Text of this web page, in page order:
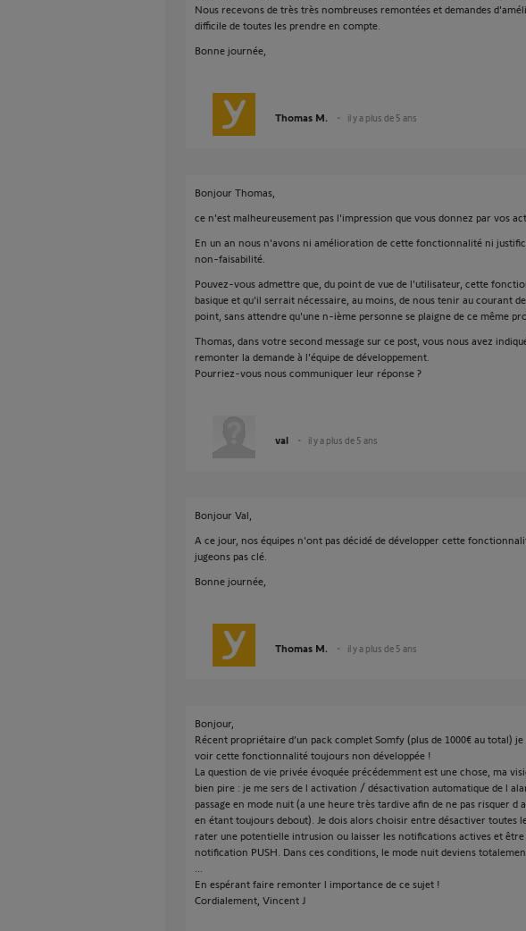
Nous recevons de très très nombreuses remontées et demandes
difficile de toutes les prendre en compte.
Bonne journée,
Thomas M. il y a plus de 5 ans
Bonjour Thomas,
ce n'est malheureusement pas l'impression que vous donnez par vos
En un an nous n'avons ni amélioration de cette fonctionnalité ni
non-faisabilité.
Pouvez-vous admettre que, du point de vue de l'utilisateur, cette
basique et qu'il serrait nécessaire, au moins, de nous tenir au courant
point, sans attendre qu'une n-ième personne se plaigne de ce même
Thomas, dans votre second message sur ce post, vous nous avez
remonter la demande à l'équipe de développement.
Pourriez-vous nous communiquer leur réponse ?
val il y a plus de 5 ans
Bonjour Val,
A ce jour, nos équipes n'ont pas décidé de développer cette
jugeons pas clé.
Bonne journée,
Thomas M. il y a plus de 5 ans
Bonjour,
Récent propriétaire d’un pack complet Somfy (plus de 1000€ au total) je
voir cette fonctionnalité toujours non développée !
La question de vie privée évoquée précédemment est une chose, ma
bien pire : je me sers de l activation / désactivation automatique de l
passage en mode nuit (a une heure très tardive afin de ne pas risquer d
en étant toujours debout). Je dois alors choisir entre désactiver toutes
rater une potentielle intrusion ou laisser les notifications actives et
notification PUSH. Dans ces conditions, le mode nuit deviens
En espérant faire remonter l importance de ce sujet !
Cordialement, Vincent J